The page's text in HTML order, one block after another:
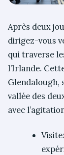
Après deux
dirigez-vous
qui traverse
l’Irlande.
Glendalough,
vallée des
avec